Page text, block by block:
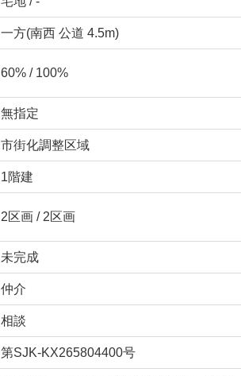
一方(南西 公道 4.5m)
60% / 100%
無指定
市街化調整区域
1階建
2区画 / 2区画
未完成
仲介
相談
第SJK-KX265804400号